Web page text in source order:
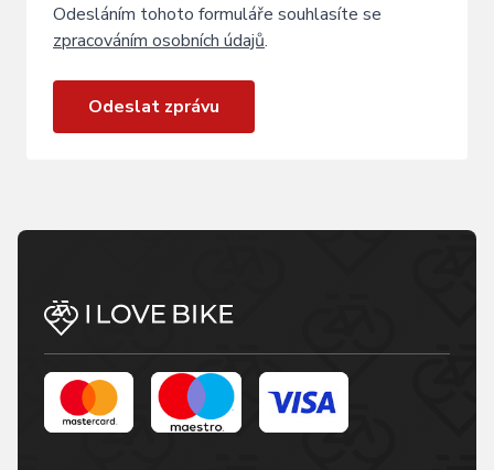
Odesláním tohoto formuláře souhlasíte se
zpracováním osobních údajů.
Odeslat zprávu